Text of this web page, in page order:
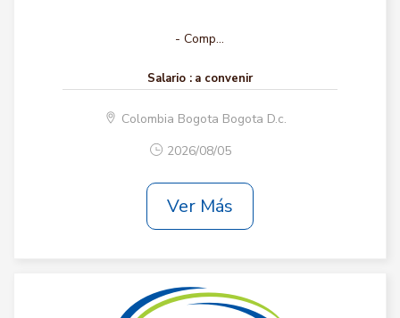
- Comp...
Salario : a convenir
Colombia Bogota Bogota D.c.
2026/08/05
Ver Más